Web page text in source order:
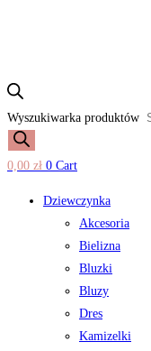
Wyszukiwarka produktów
0,00 zł 0 Cart
Dziewczynka
Akcesoria
Bielizna
Bluzki
Bluzy
Dres
Kamizelki